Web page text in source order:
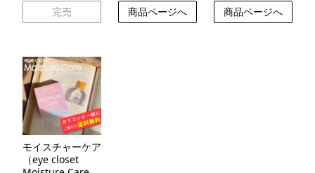
完売 商品ページへ 商品ページへ
モイスチャーケア
（eye closet